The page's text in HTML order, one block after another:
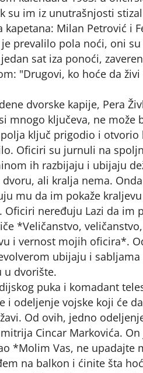
su im iz unutrašnjosti
Milan Petrović i
prevalilo pola noći, oni
sat iza ponoći,
"Drugovi, ko hoće da
dvorske kapije, Pera
mnogo ključeva, ne može
ključ prigodio i
Oficiri su jurnuli na
ih razbijaju i ubijaju
ali kralja nema.
mu da im pokaže
neređuju Lazi da im
*Veličanstvo, veličanstvo,
i vernost mojih oficira*.
ubijaju i sabljama
u dvorište.
puka i komadant
i odeljenje vojske koji će
Od ovih, jedno
Cincar Markovića.
*Molim Vas, ne upadajte
na balkon i ćinite šta